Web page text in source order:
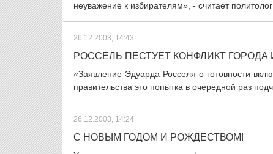
неуважение к избирателям», - считает
26.12.2003, 14:43
РОССЕЛЬ ПЕСТУЕТ КОНФЛИКТ ГОРОДА
«Заявление Эдуарда Росселя о готовности
правительства это попытка в очередной раз
26.12.2003, 14:24
С НОВЫМ ГОДОМ И РОЖДЕСТВОМ!